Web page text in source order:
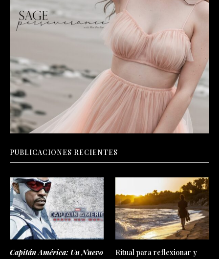
PUBLICACIONES RECIENTES
Capitán América: Un Nuevo
Ritual para reflexionar y